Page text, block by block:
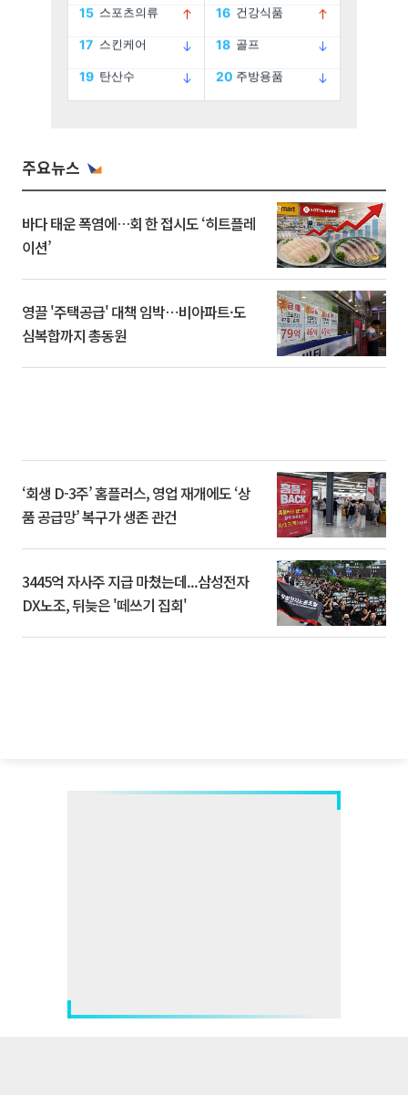
주요뉴스
바다 태운 폭염에…회 한 접시도 ‘히트플레
이션’
영끌 '주택공급' 대책 임박⋯비아파트·도
심복합까지 총동원
‘회생 D-3주’ 홈플러스, 영업 재개에도 ‘상
품 공급망’ 복구가 생존 관건
3445억 자사주 지급 마쳤는데...삼성전자
DX노조, 뒤늦은 '떼쓰기 집회'